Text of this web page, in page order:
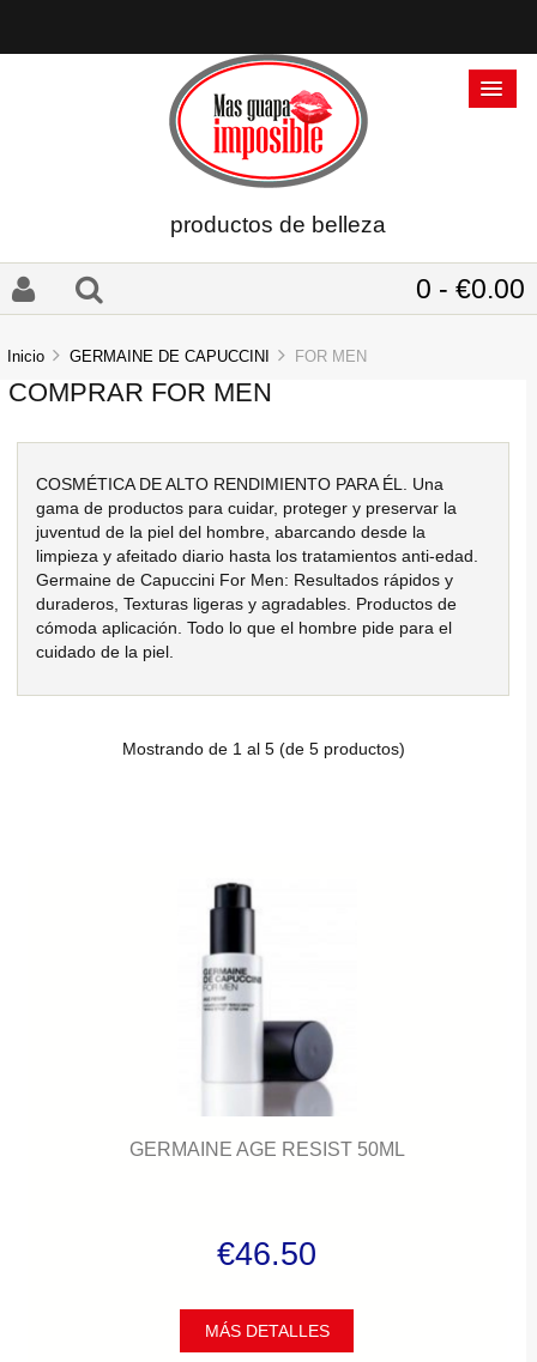
productos de belleza
0 - €0.00
Inicio GERMAINE DE CAPUCCINI FOR MEN
COMPRAR FOR MEN
COSMÉTICA DE ALTO RENDIMIENTO PARA ÉL. Una
gama de productos para cuidar, proteger y preservar la
juventud de la piel del hombre, abarcando desde la
limpieza y afeitado diario hasta los tratamientos anti-edad.
Germaine de Capuccini For Men: Resultados rápidos y
duraderos, Texturas ligeras y agradables. Productos de
cómoda aplicación. Todo lo que el hombre pide para el
cuidado de la piel.
Mostrando de 1al 5(de 5productos)
GERMAINE AGE RESIST 50ML
€46.50
MÁS DETALLES